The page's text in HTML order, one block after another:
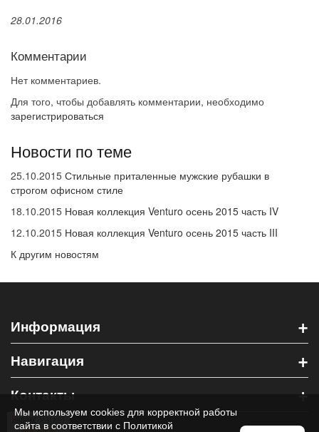
28.01.2016
Комментарии
Нет комментариев.
Для того, чтобы добавлять комментарии, необходимо
зарегистрироваться
Новости по теме
25.10.2015 Стильные приталенные мужские рубашки в
строгом офисном стиле
18.10.2015 Новая коллекция Venturo осень 2015 часть IV
12.10.2015 Новая коллекция Venturo осень 2015 часть III
К другим новостям
Информация +
Навигация +
Контакты +
Мы используем cookies для корректной работы
сайта в соответствии с Политикой